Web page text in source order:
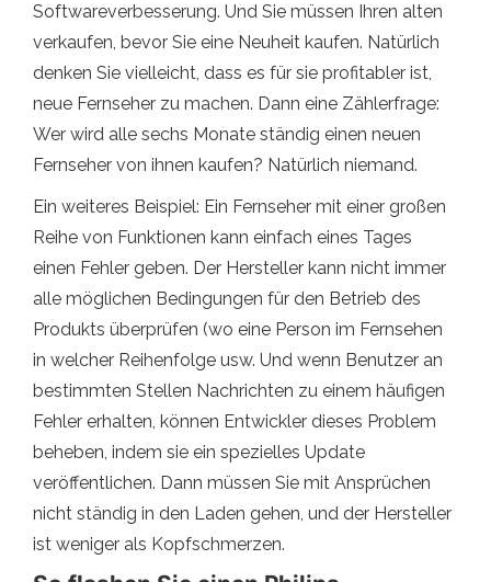
Softwareverbesserung. Und Sie müssen Ihren alten
verkaufen, bevor Sie eine Neuheit kaufen. Natürlich
denken Sie vielleicht, dass es für sie profitabler ist,
neue Fernseher zu machen. Dann eine Zählerfrage:
Wer wird alle sechs Monate ständig einen neuen
Fernseher von ihnen kaufen? Natürlich niemand.
Ein weiteres Beispiel: Ein Fernseher mit einer großen
Reihe von Funktionen kann einfach eines Tages
einen Fehler geben. Der Hersteller kann nicht immer
alle möglichen Bedingungen für den Betrieb des
Produkts überprüfen (wo eine Person im Fernsehen
in welcher Reihenfolge usw. Und wenn Benutzer an
bestimmten Stellen Nachrichten zu einem häufigen
Fehler erhalten, können Entwickler dieses Problem
beheben, indem sie ein spezielles Update
veröffentlichen. Dann müssen Sie mit Ansprüchen
nicht ständig in den Laden gehen, und der Hersteller
ist weniger als Kopfschmerzen.